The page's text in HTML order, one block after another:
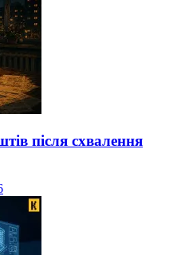
після схвалення